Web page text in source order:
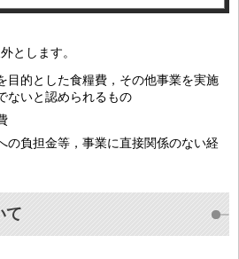
とします。
目的とした食糧費，その他事業を実施
ないと認められるもの
の負担金等，事業に直接関係のない経
て